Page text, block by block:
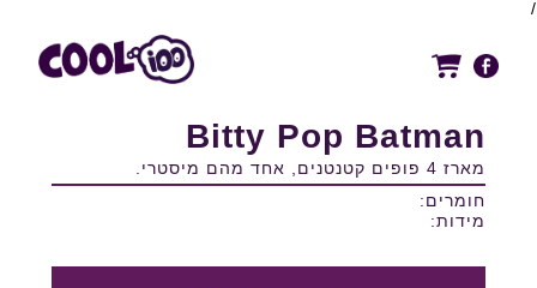
/
Bitty Pop Batman
מארז 4 פופים קטנטנים, אחד מהם מיסטרי.
חומרים:
מידות: